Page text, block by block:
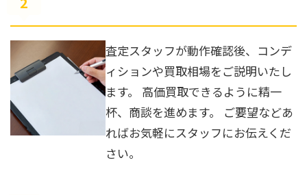
査定スタッフが動作確認後、コンデ
ィションや買取相場をご説明いたし
ます。 高価買取できるように精一
杯、商談を進めます。 ご要望などあ
ればお気軽にスタッフにお伝えくだ
さい。